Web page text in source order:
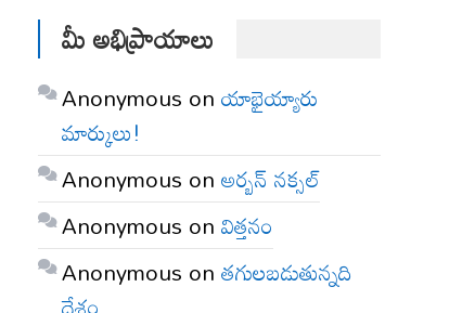
మీ అభిప్రాయాలు
Anonymous onయాభైయ్యారు
మార్కులు!
Anonymous onఅర్బన్ నక్సల్
Anonymous onవిత్తనం
Anonymous onతగులబడుతున్నది